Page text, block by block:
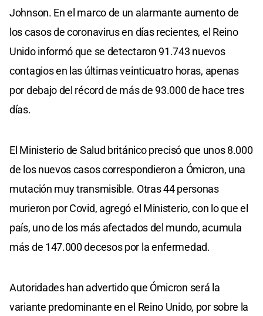
Johnson. En el marco de un alarmante aumento de
los casos de coronavirus en días recientes, el Reino
Unido informó que se detectaron 91.743 nuevos
contagios en las últimas veinticuatro horas, apenas
por debajo del récord de más de 93.000 de hace tres
días.
El Ministerio de Salud británico precisó que unos 8.000
de los nuevos casos correspondieron a Ómicron, una
mutación muy transmisible. Otras 44 personas
murieron por Covid, agregó el Ministerio, con lo que el
país, uno de los más afectados del mundo, acumula
más de 147.000 decesos por la enfermedad.
Autoridades han advertido que Ómicron será la
variante predominante en el Reino Unido, por sobre la